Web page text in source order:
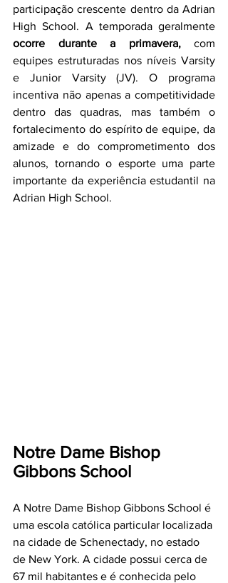
participação crescente dentro da Adrian
ocorre durante a primavera, com
equipes estruturadas nos níveis Varsity
e Junior Varsity (JV). O programa
incentiva não apenas a competitividade
dentro das quadras, mas também o
fortalecimento do espírito de equipe, da
amizade e do comprometimento dos
alunos, tornando o esporte uma parte
importante da experiência estudantil na
Adrian High School.
Notre Dame Bishop
Gibbons School
A Notre Dame Bishop Gibbons School é
uma escola católica particular localizada
na cidade de Schenectady, no estado
de New York. A cidade possui cerca de
67 mil habitantes e é conhecida pelo